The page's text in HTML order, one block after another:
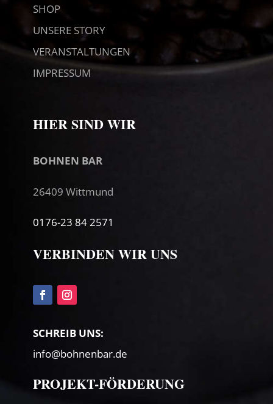
SHOP
UNSERE STORY
VERANSTALTUNGEN
IMPRESSUM
HIER SIND WIR
BOHNEN BAR
26409 Wittmund
0176-23 84 2571
VERBINDEN WIR UNS
SCHREIB UNS:
info@bohnenbar.de
PROJEKT-FÖRDERUNG